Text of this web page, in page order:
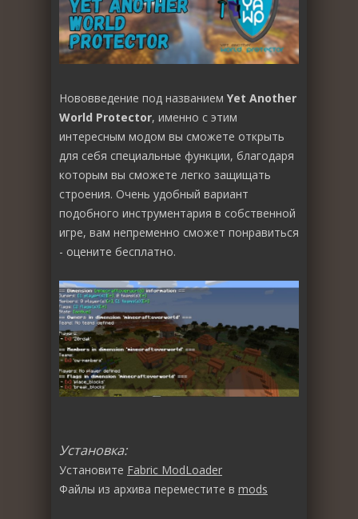
Нововведение под названием Yet Another
World Protector, именно с этим
интересным модом вы сможете открыть
для себя специальные функции, благодаря
которым вы сможете легко защищать
строения. Очень удобный вариант
подобного инструментария в собственной
игре, вам непременно сможет понравиться
- оцените бесплатно.
Установка:
Установите Fabric ModLoader
Файлы из архива переместите в mods